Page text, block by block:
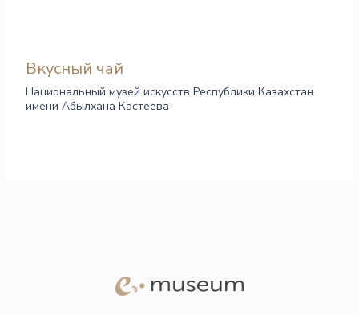
Вкусный чай
Национальный музей искусств Республики Казахстан
имени Абылхана Кастеева